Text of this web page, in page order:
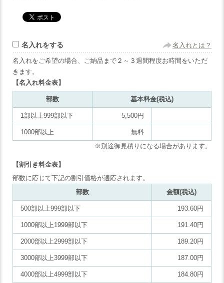
名入れをする 名入れとは？
名入れをご希望の場合、ご納品まで２～３週間程度お時間をいただ
きます。
【名入れ料金表】
部数 基本料金(税込)
1部以上999部以下 5,500円
1000部以上
無料
※別途御見積りになる場合があります。
【割引き料金表】
部数に応じて下記の割引価格が適応されます。
部数
金額(税込)
500部以上999部以下 193.60円
1000部以上1999部以下 191.40円
2000部以上2999部以下 189.20円
3000部以上3999部以下 187.00円
4000部以上4999部以下 184.80円